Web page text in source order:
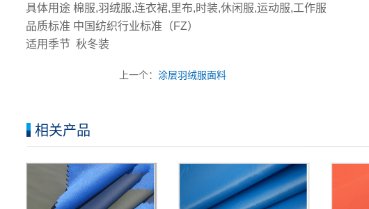
具体用途 棉服,羽绒服,连衣裙,里布,时装,休闲服,运动服,工作服
品质标准 中国纺织行业标准（FZ）
适用季节 秋冬装
上一个：涂层羽绒服面料
相关产品